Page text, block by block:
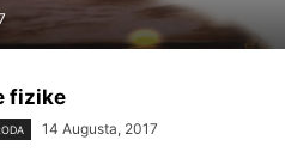
fizike
14 Augusta, 2017